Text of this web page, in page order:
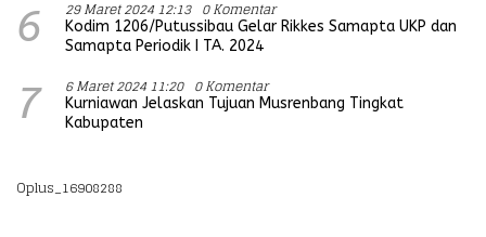
6 29 Maret 2024 12:13 0 Komentar
Kodim 1206/Putussibau Gelar Rikkes Samapta UKP dan
Samapta Periodik I TA. 2024
7 6 Maret 2024 11:20 0 Komentar
Kurniawan Jelaskan Tujuan Musrenbang Tingkat
Kabupaten
Oplus_16908288